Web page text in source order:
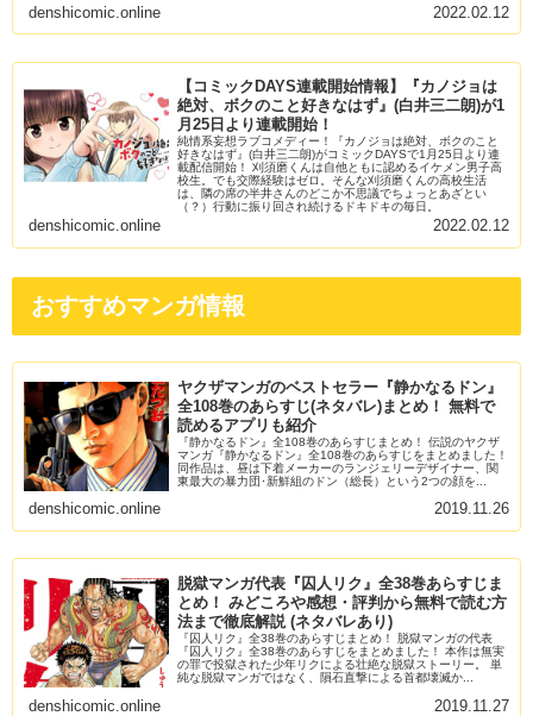
denshicomic.online 2022.02.12
【コミックDAYS連載開始情報】『カノジョは
絶対、ボクのこと好きなはず』(白井三二朗)が1
月25日より連載開始！
純情系妄想ラブコメディー！『カノジョは絶対、ボクのこと
好きなはず』(白井三二朗)がコミックDAYSで1月25日より連
載配信開始！ 刈須磨くんは自他ともに認めるイケメン男子高
校生。でも交際経験はゼロ。そんな刈須磨くんの高校生活
は、隣の席の半井さんのどこか不思議でちょっとあざとい
（？）行動に振り回され続けるドキドキの毎日。
denshicomic.online 2022.02.12
おすすめマンガ情報
ヤクザマンガのベストセラー『静かなるドン』
全108巻のあらすじ(ネタバレ)まとめ！ 無料で
読めるアプリも紹介
『静かなるドン』全108巻のあらすじまとめ！ 伝説のヤクザ
マンガ『静かなるドン』全108巻のあらすじをまとめました！
同作品は、昼は下着メーカーのランジェリーデザイナー、関
東最大の暴力団･新鮮組のドン（総長）という2つの顔を...
denshicomic.online 2019.11.26
脱獄マンガ代表『囚人リク』全38巻あらすじま
とめ！ みどころや感想・評判から無料で読む方
法まで徹底解説 (ネタバレあり)
『囚人リク』全38巻のあらすじまとめ！ 脱獄マンガの代表
『囚人リク』全38巻のあらすじをまとめました！ 本作は無実
の罪で投獄された少年リクによる壮絶な脱獄ストーリー。 単
純な脱獄マンガではなく、隕石直撃による首都壊滅か...
denshicomic.online 2019.11.27